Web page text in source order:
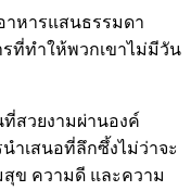
าหารแสนธรรมดา
ที่ทำให้พวกเขาไม่มีวัน
สวยงามผ่านองค์
ำเสนอที่ลึกซึ้งไม่ว่าจะ
ข ความดี และความ